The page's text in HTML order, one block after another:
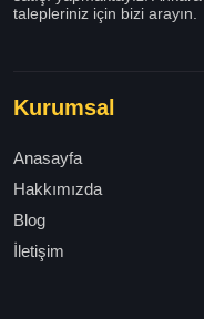
talepleriniz için bizi arayın.
Kurumsal
Anasayfa
Hakkımızda
Blog
İletişim